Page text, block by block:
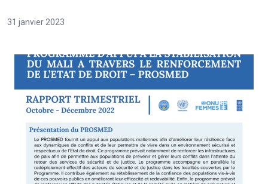
31 janvier 2023